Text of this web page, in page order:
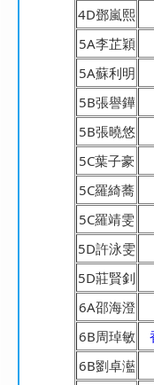
4D鄧嵐熙
5A李芷穎
5A蘇利明
5B張譽鏵
5B張曉悠
5C葉子豪
5C羅綺蕎
5C羅靖雯
5D許泳雯
5D莊賢釗
6A邵海澄
6B周琸敏
6B劉卓灆